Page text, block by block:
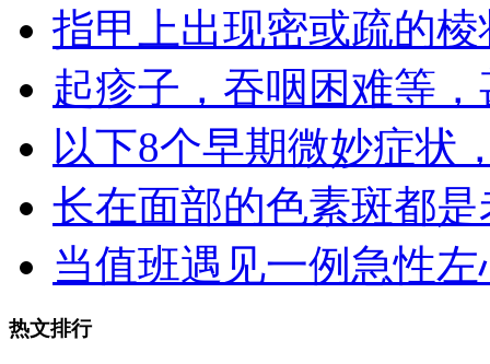
指甲上出现密或疏的棱
起疹子，吞咽困难等，
以下8个早期微妙症状
长在面部的色素斑都是
当值班遇见一例急性左
热文排行